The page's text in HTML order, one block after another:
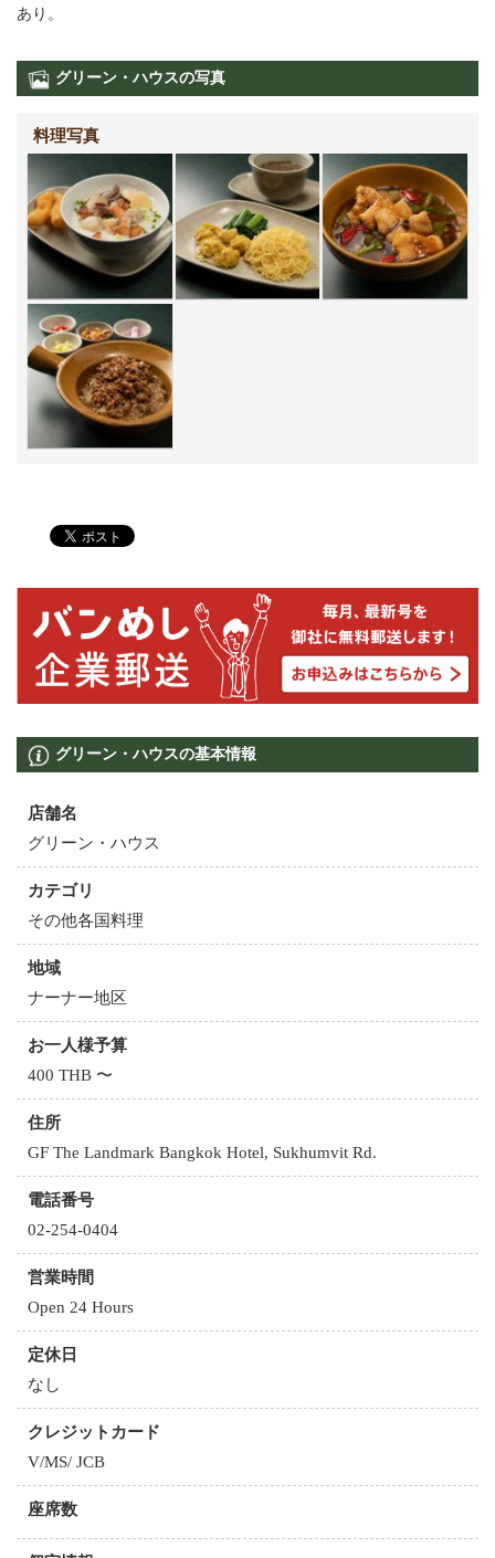
あり。
グリーン・ハウスの写真
料理写真
グリーン・ハウスの基本情報
店舗名
グリーン・ハウス
カテゴリ
その他各国料理
地域
ナーナー地区
お一人様予算
400 THB 〜
住所
GF The Landmark Bangkok Hotel, Sukhumvit Rd.
電話番号
02-254-0404
営業時間
Open 24 Hours
定休日
なし
クレジットカード
V/MS/ JCB
座席数